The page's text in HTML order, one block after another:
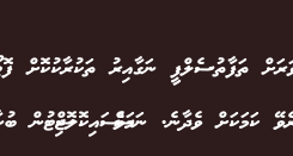
ތަފާތު. ސެލްފީ ނަގާއިރު ތަކުރާކުކޮށް
ވެދާނެ. ނަމަވެސް ސައިކޮލޮޖިސްޓުން